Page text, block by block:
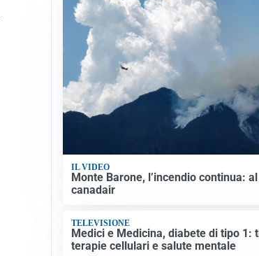
IL VIDEO
Monte Barone, l’incendio continua:
canadair
TELEVISIONE
Medici e Medicina, diabete di tipo 1:
terapie cellulari e salute mentale